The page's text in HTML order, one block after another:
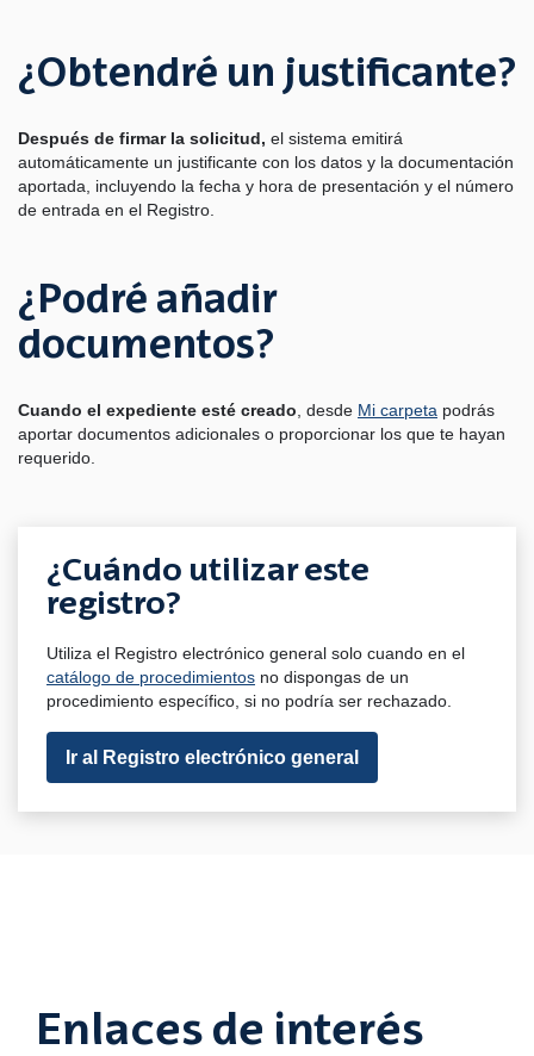
¿Obtendré un justificante?
Después de firmar la solicitud, el sistema emitirá
automáticamente un justificante con los datos y la documentación
aportada, incluyendo la fecha y hora de presentación y el número
de entrada en el Registro.
¿Podré añadir
documentos?
Cuando el expediente esté creado , desde Mi carpeta podrás
aportar documentos adicionales o proporcionar los que te hayan
requerido.
¿Cuándo utilizar este
registro?
Utiliza el Registro electrónico general solo cuando en el
catálogo de procedimientos no dispongas de un
procedimiento específico, si no podría ser rechazado.
Ir al Registro electrónico general
Enlaces de interés